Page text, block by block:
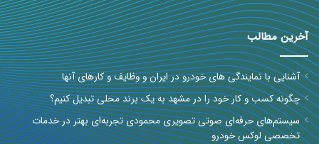
آخرین مطالب
آشنایی با نمایندگی های خودرو در ایران و وظایف و کارهای آنها
چگونه کسب و کار خود را در مشهد به یک برند محلی تبدیل کنیم؟
سیستم‌های حرفه‌ای صوتی تصویری محمودی تجربه‌ای بهتر در خدمات
تخصصی لوکس خودرو